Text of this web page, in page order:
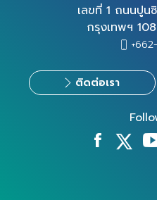
เลขที่ 1 ถนนปูน
กรุงเทพฯ
ติดต่อเรา